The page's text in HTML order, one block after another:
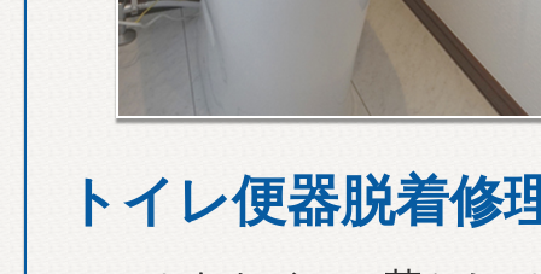
トイレ便器脱着修